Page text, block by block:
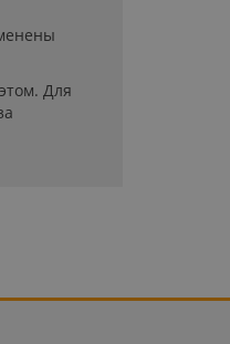
Для